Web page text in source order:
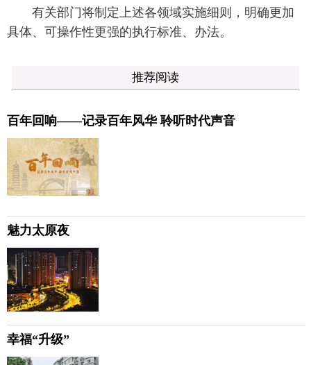
有关部门将制定上述各领域实施细则，明确更加
具体、可操作性更强的执行标准、办法。
推荐阅读
百年回响——记录百年风华 聆听时代声音
魅力太原夜
幸福“升级”